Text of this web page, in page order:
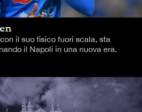
il suo fisico fuori scala, sta
il Napoli in una nuova era.